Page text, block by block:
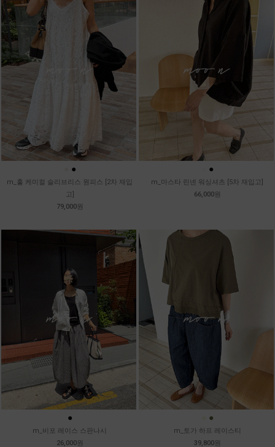
●
m_훌 케미컬 슬리브리스 원피스 [2차 재입
고]
79,000원
●
m_마스타 린넨 워싱셔츠 [5차 재입고]
66,000원
●
m_비포 레이스 스판나시
26,000원
●
m_토가 하프 레이스티
39,800원